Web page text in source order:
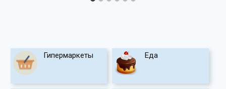
Гипермаркеты Еда